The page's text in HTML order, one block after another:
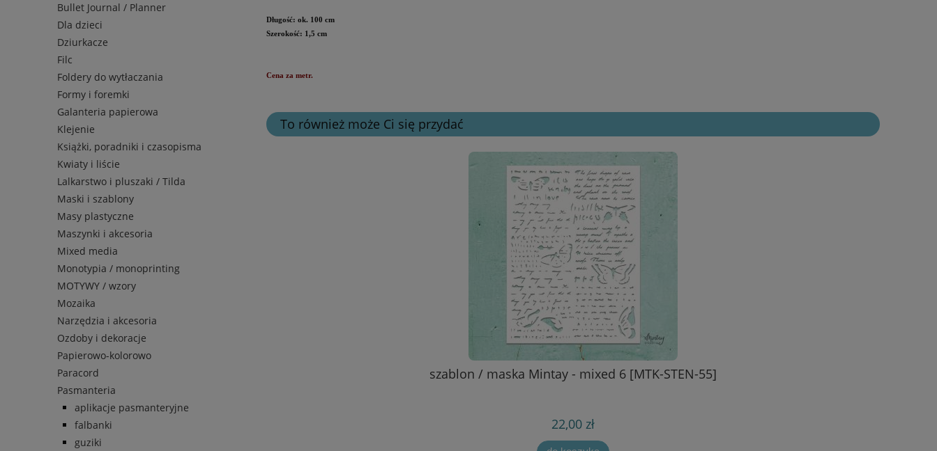
Bullet Journal / Planner
Dla dzieci
Dziurkacze
Filc
Foldery do wytłaczania
Formy i foremki
Galanteria papierowa
Klejenie
Książki, poradniki i czasopisma
Kwiaty i liście
Lalkarstwo i pluszaki / Tilda
Maski i szablony
Masy plastyczne
Maszynki i akcesoria
Mixed media
Monotypia / monoprinting
MOTYWY / wzory
Mozaika
Narzędzia i akcesoria
Ozdoby i dekoracje
Papierowo-kolorowo
Paracord
Pasmanteria
aplikacje pasmanteryjne
falbanki
guziki
Długość: ok. 100 cm
Szerokość: 1,5 cm
Cena za metr.
To również może Ci się przydać
szablon / maska Mintay - mixed 6 [MTK-STEN-55]
22,00 zł